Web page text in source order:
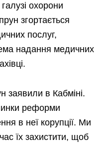
охорони
згортається
послуг,
надання медичних
заявили в Кабміні.
реформи
в неї корупції. Ми
їх захистити, щоб